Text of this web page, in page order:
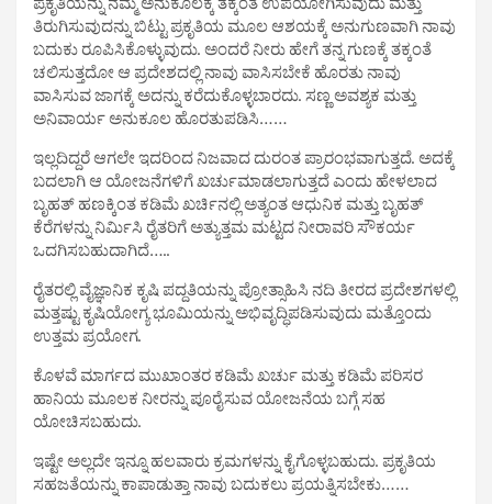
ಪ್ರಕೃತಿಯನ್ನು ನಮ್ಮ ಅನುಕೂಲಕ್ಕೆ ತಕ್ಕಂತೆ ಉಪಯೋಗಿಸುವುದು ಮತ್ತು
ತಿರುಗಿಸುವುದನ್ನು ಬಿಟ್ಟು ಪ್ರಕೃತಿಯ ಮೂಲ ಆಶಯಕ್ಕೆ ಅನುಗುಣವಾಗಿ ನಾವು
ಬದುಕು ರೂಪಿಸಿಕೊಳ್ಳುವುದು. ಅಂದರೆ ನೀರು ಹೇಗೆ ತನ್ನ ಗುಣಕ್ಕೆ ತಕ್ಕಂತೆ
ಚಲಿಸುತ್ತದೋ ಆ ಪ್ರದೇಶದಲ್ಲಿ ನಾವು ವಾಸಿಸಬೇಕೆ ಹೊರತು ನಾವು
ವಾಸಿಸುವ ಜಾಗಕ್ಕೆ ಅದನ್ನು ಕರೆದುಕೊಳ್ಳಬಾರದು. ಸಣ್ಣ ಅವಶ್ಯಕ ಮತ್ತು
ಅನಿವಾರ್ಯ ಅನುಕೂಲ ಹೊರತುಪಡಿಸಿ……
ಇಲ್ಲದಿದ್ದರೆ ಆಗಲೇ ಇದರಿಂದ ನಿಜವಾದ ದುರಂತ ಪ್ರಾರಂಭವಾಗುತ್ತದೆ. ಅದಕ್ಕೆ
ಬದಲಾಗಿ ಆ ಯೋಜನೆಗಳಿಗೆ ಖರ್ಚುಮಾಡಲಾಗುತ್ತದೆ ಎಂದು ಹೇಳಲಾದ
ಬೃಹತ್ ಹಣಕ್ಕಿಂತ ಕಡಿಮೆ ಖರ್ಚಿನಲ್ಲಿ ಅತ್ಯಂತ ಆಧುನಿಕ ಮತ್ತು ಬೃಹತ್
ಕೆರೆಗಳನ್ನು ನಿರ್ಮಿಸಿ ರೈತರಿಗೆ ಅತ್ಯುತ್ತಮ ಮಟ್ಟದ ನೀರಾವರಿ ಸೌಕರ್ಯ
ಒದಗಿಸಬಹುದಾಗಿದೆ…..
ರೈತರಲ್ಲಿ ವೈಜ್ಞಾನಿಕ ಕೃಷಿ ಪದ್ದತಿಯನ್ನು ಪ್ರೋತ್ಸಾಹಿಸಿ ನದಿ ತೀರದ ಪ್ರದೇಶಗಳಲ್ಲಿ
ಮತ್ತಷ್ಟು ಕೃಷಿಯೋಗ್ಯ ಭೂಮಿಯನ್ನು ಅಭಿವೃದ್ಧಿಪಡಿಸುವುದು ಮತ್ತೊಂದು
ಉತ್ತಮ ಪ್ರಯೋಗ.
ಕೊಳವೆ ಮಾರ್ಗದ ಮುಖಾಂತರ ಕಡಿಮೆ ಖರ್ಚು ಮತ್ತು ಕಡಿಮೆ ಪರಿಸರ
ಹಾನಿಯ ಮೂಲಕ ನೀರನ್ನು ಪೂರೈಸುವ ಯೋಜನೆಯ ಬಗ್ಗೆ ಸಹ
ಯೋಚಿಸಬಹುದು.
ಇಷ್ಟೇ ಅಲ್ಲದೇ ಇನ್ನೂ ಹಲವಾರು ಕ್ರಮಗಳನ್ನು ಕೈಗೊಳ್ಳಬಹುದು. ಪ್ರಕೃತಿಯ
ಸಹಜತೆಯನ್ನು ಕಾಪಾಡುತ್ತಾ ನಾವು ಬದುಕಲು ಪ್ರಯತ್ನಿಸಬೇಕು……